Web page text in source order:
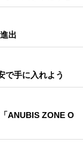
出
で手に入れよう
ANUBIS ZONE O